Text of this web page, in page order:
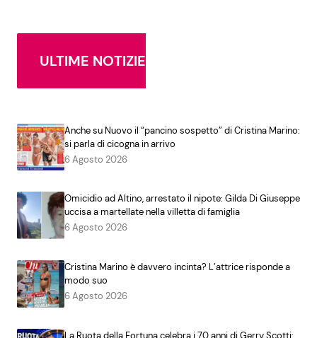
ULTIME NOTIZIE
Anche su Nuovo il “pancino sospetto” di Cristina Marino:
si parla di cicogna in arrivo
6 Agosto 2026
Omicidio ad Altino, arrestato il nipote: Gilda Di Giuseppe
uccisa a martellate nella villetta di famiglia
6 Agosto 2026
Cristina Marino è davvero incinta? L’attrice risponde a
modo suo
6 Agosto 2026
La Ruota della Fortuna celebra i 70 anni di Gerry Scotti: